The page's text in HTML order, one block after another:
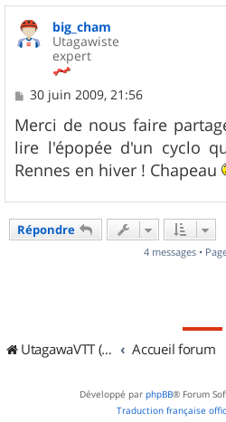
big_cham
Utagawiste
expert
M
s
s
a
g
e
30 juin 2009, 21:56
Merci de nous faire
lire l'épopée d'un cyclo
Rennes en hiver ! Chapeau
Répondre
4 messages •
UtagawaVTT (Randos VTT et VTTAE avec traces GPS) Accueil forum
Développé par phpBB® Forum
Traduction française